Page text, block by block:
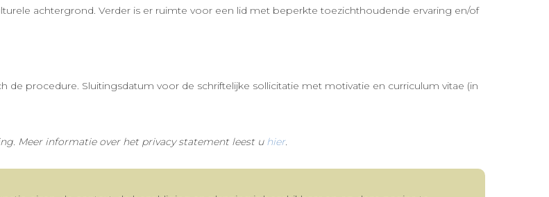
achtergrond. Verder is er ruimte voor een lid met beperkte toezichthoudende ervaring en/of
de procedure. Sluitingsdatum voor de schriftelijke sollicitatie met motivatie en curriculum vitae (in
Meer informatie over het privacy statement leest u hier.